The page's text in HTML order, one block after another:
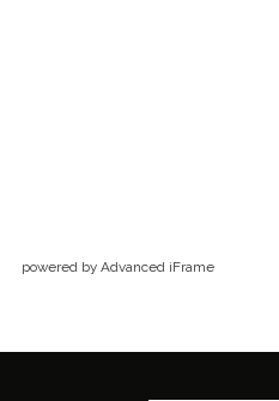
powered by Advanced iFrame